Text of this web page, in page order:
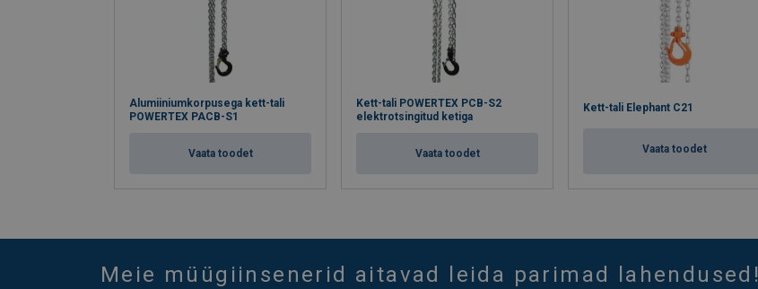
Alumiiniumkorpusega kett-tali
POWERTEX PACB-S1
Vaata toodet
Kett-tali POWERTEX PCB-S2
elektrotsingitud ketiga
Vaata toodet
Kett-tali Elephant C21
Vaata toodet
Meie müügiinsenerid aitavad leida parimad lahendused!